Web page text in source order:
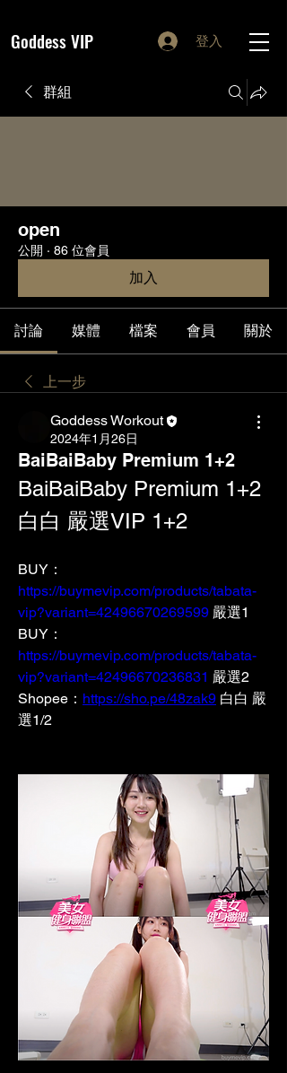
Goddess VIP 登入
群組
open
公開 · 86 位會員
加入
討論 媒體 檔案 會員 關於
上一步
Goddess Workout
2024年1月26日
BaiBaiBaby Premium 1+2
BaiBaiBaby Premium 1+2
白白 嚴選VIP 1+2
BUY：
https://buymevip.com/products/tabata-
vip?variant=42496670269599 嚴選1
https://buymevip.com/products/tabata-
vip?variant=42496670236831 嚴選2
Shopee： https://sho.pe/48zak9 白白 嚴
選1/2